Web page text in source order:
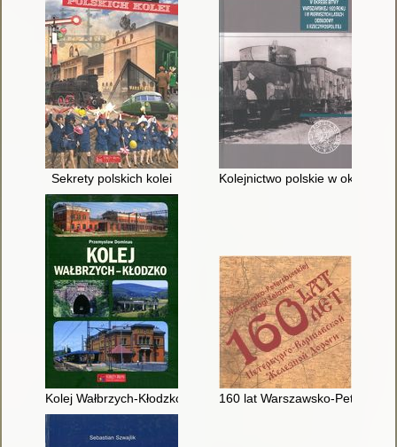
Sekrety polskich kolei Kolejnictwo polskie w okresie
Kolej Wałbrzych-Kłodzko 160 lat Warszawsko-